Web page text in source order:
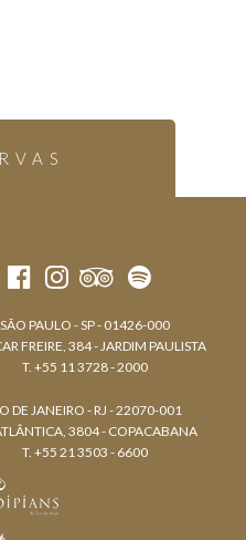
SÃO PAULO - SP - 01426-000
FREIRE, 384 - JARDIM PAULISTA
T. +55 11 3728 - 2000
DE JANEIRO - RJ - 22070-001
3804 - COPACABANA
T. +55 21 3503 - 6600